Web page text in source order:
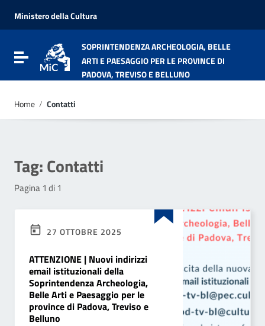
Vai al menu di navigazione
Vai al footer
Ministero della Cultura
Attiva / disattiva la navigazione
SOPRINTENDENZA ARCHEOLOGIA, BELLE
ARTI E PAESAGGIO PER LE PROVINCE DI
PADOVA, TREVISO E BELLUNO
Home / Contatti
Tag:Contatti
Pagina 1 di 1
27 OTTOBRE 2025
ATTENZIONE | Nuovi indirizzi
email istituzionali della
Soprintendenza Archeologia,
Belle Arti e Paesaggio per le
province di Padova, Treviso e
Belluno